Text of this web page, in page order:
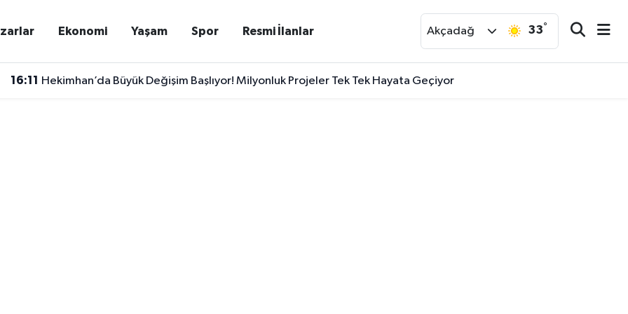
Ekonomi Yaşam Spor Resmi İlanlar Akçadağ 33°
16:11 Hekimhan’da Büyük Değişim Başlıyor! Milyonluk Projeler Tek Tek Hayata Geçiyor